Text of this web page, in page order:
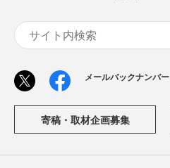
メールバックナンバー
寄稿・取材企画募集